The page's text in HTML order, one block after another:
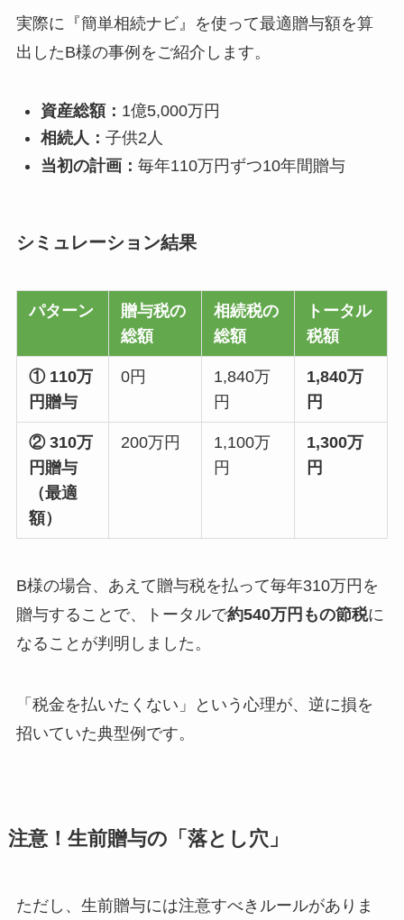
実際に『簡単相続ナビ』を使って最適贈与額を算
出したB様の事例をご紹介します。
資産総額： 1億5,000万円
相続人： 子供2人
当初の計画： 毎年110万円ずつ10年間贈与
シミュレーション結果
パターン
贈与税の
総額
相続税の
総額
トータル
税額
① 110万
円贈与
0円
1,840万
円
1,840万
円
② 310万
円贈与
（最適
額）
200万円
1,100万
円
1,300万
円
B様の場合、あえて贈与税を払って毎年310万円を
贈与することで、トータルで約540万円もの節税に
なることが判明しました。
「税金を払いたくない」という心理が、逆に損を
招いていた典型例です。
注意！生前贈与の「落とし穴」
ただし、生前贈与には注意すべきルールがありま